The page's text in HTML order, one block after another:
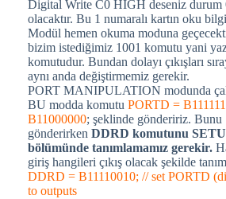
Digital Write C0 HIGH deseniz durum
olacaktır. Bu 1 numaralı kartın oku
Modül hemen okuma moduna
bizim istediğimiz 1001 komutu yani
komutudur. Bundan dolayı çıkışları
aynı anda değiştirmemiz gerekir.
PORT MANIPULATION modunda
BU modda komutu PORTD =
B11000000; şeklinde göndeririz. Bunu
gönderirken DDRD komutunu
bölümünde tanımlamamız gerekir.
giriş hangileri çıkış olacak şekilde
DDRD = B11110010; // set PORTD
to outputs